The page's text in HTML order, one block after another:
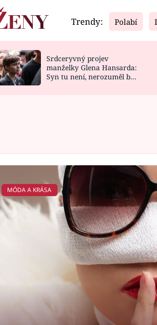
Video
CELEBRITY
VAŘENÍ
Trendy: Polabí
Srdceryvný projev
manželky Glena Hansarda:
Syn tu není, nerozuměl by
MÓDA A KRÁSA